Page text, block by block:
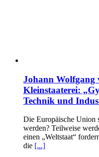
Johann Wolfgang
Kleinstaaterei:
Technik und
Die Europäische Union
werden? Teilweise
einen „Weltstaat“
die [...]